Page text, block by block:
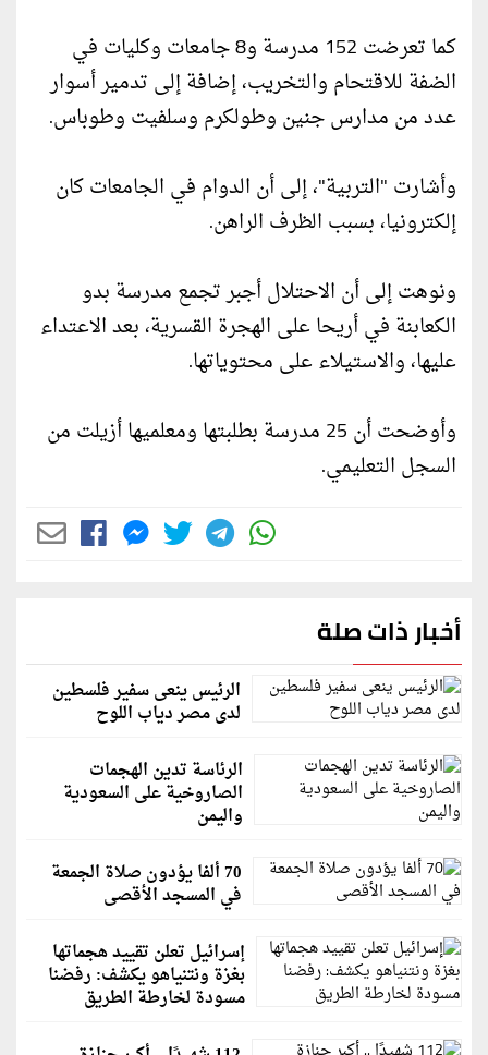
كما تعرضت 152 مدرسة و8 جامعات وكليات في
الضفة للاقتحام والتخريب، إضافة إلى تدمير أسوار
عدد من مدارس جنين وطولكرم وسلفيت وطوباس.
وأشارت "التربية"، إلى أن الدوام في الجامعات كان
إلكترونيا، بسبب الظرف الراهن.
ونوهت إلى أن الاحتلال أجبر تجمع مدرسة بدو
الكعابنة في أريحا على الهجرة القسرية، بعد الاعتداء
عليها، والاستيلاء على محتوياتها.
وأوضحت أن 25 مدرسة بطلبتها ومعلميها أزيلت من
السجل التعليمي.
أخبار ذات صلة
الرئيس ينعى سفير فلسطين
لدى مصر دياب اللوح
الرئاسة تدين الهجمات
الصاروخية على السعودية
واليمن
70 ألفا يؤدون صلاة الجمعة
في المسجد الأقصى
إسرائيل تعلن تقييد هجماتها
بغزة ونتنياهو يكشف: رفضنا
مسودة لخارطة الطريق